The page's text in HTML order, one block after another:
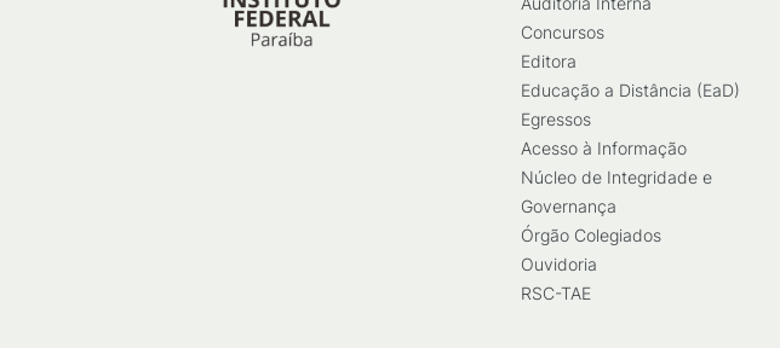
Concursos
Editora
Educação a Distância (EaD)
Egressos
Acesso à Informação
Núcleo de Integridade e
Governança
Órgão Colegiados
Ouvidoria
RSC-TAE